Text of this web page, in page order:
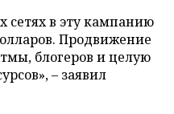
сетях в эту кампанию
Продвижение
блогеров и целую
– заявил